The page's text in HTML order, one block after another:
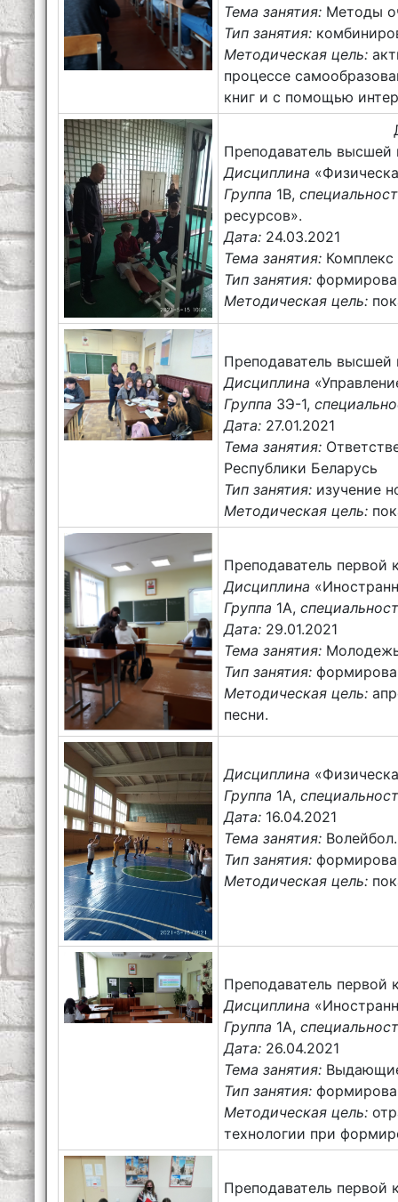
Тема занятия: Методы
Тип занятия:
Методическая цель:
процессе
книг и с помощью
Преподаватель высшей
Дисциплина
Группа 1В,
ресурсов».
Дата: 24.03.2021
Тема занятия:
Тип занятия:
Методическая цель:
Преподаватель высшей
Дисциплина
Группа 3Э-1,
Дата: 27.01.2021
Тема занятия:
Республики Беларусь
Тип занятия: изучение
Методическая цель:
Преподаватель первой
Дисциплина
Группа 1А,
Дата: 29.01.2021
Тема занятия:
Тип занятия:
Методическая цель:
песни.
Дисциплина
Группа 1А,
Дата: 16.04.2021
Тема занятия:
Тип занятия:
Методическая цель:
Преподаватель первой
Дисциплина
Группа 1А,
Дата: 26.04.2021
Тема занятия:
Тип занятия:
Методическая цель:
технологии при
Преподаватель первой